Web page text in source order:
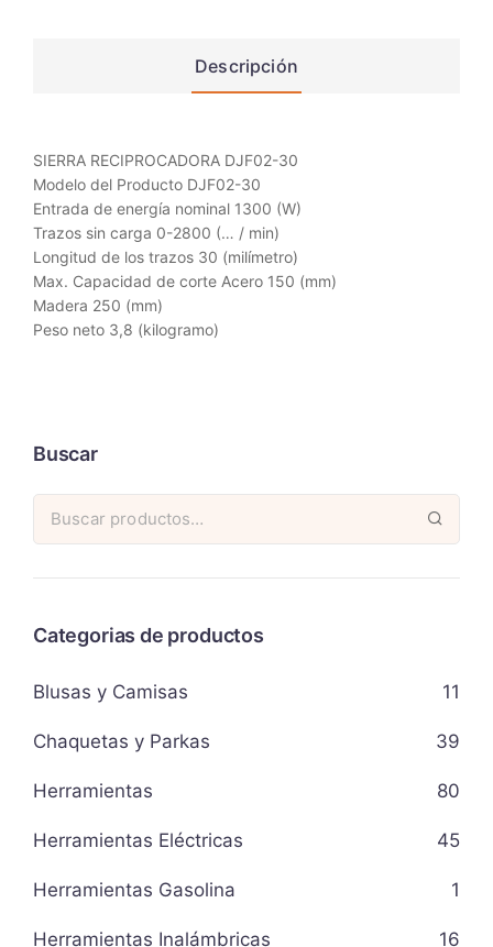
Descripción
SIERRA RECIPROCADORA DJF02-30
Modelo del Producto DJF02-30
Entrada de energía nominal 1300 (W)
Trazos sin carga 0-2800 (… / min)
Longitud de los trazos 30 (milímetro)
Max. Capacidad de corte Acero 150 (mm)
Madera 250 (mm)
Peso neto 3,8 (kilogramo)
Buscar
Categorias de productos
Blusas y Camisas 11
Chaquetas y Parkas 39
Herramientas 80
Herramientas Eléctricas 45
Herramientas Gasolina 1
Herramientas Inalámbricas 16